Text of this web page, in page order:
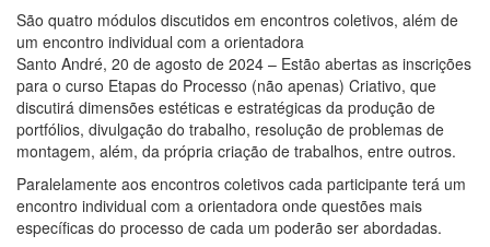
São quatro módulos discutidos em encontros coletivos, além de
um encontro individual com a orientadora
Santo André, 20 de agosto de 2024 – Estão abertas as inscrições
para o curso Etapas do Processo (não apenas) Criativo, que
discutirá dimensões estéticas e estratégicas da produção de
portfólios, divulgação do trabalho, resolução de problemas de
montagem, além, da própria criação de trabalhos, entre outros.
Paralelamente aos encontros coletivos cada participante terá um
encontro individual com a orientadora onde questões mais
específicas do processo de cada um poderão ser abordadas.